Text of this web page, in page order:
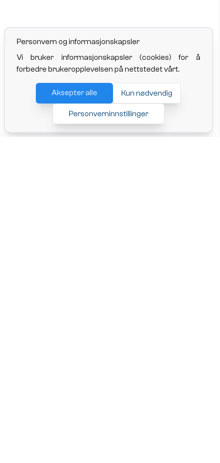
Personvern og informasjonskapsler
Vi bruker informasjonskapsler (cookies) for å
forbedre brukeropplevelsen på nettstedet vårt.
Aksepter alle Kun nødvendig
Personverninnstillinger